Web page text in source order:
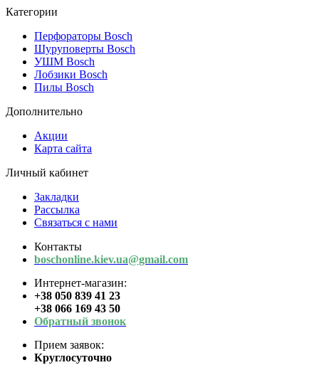
Категории
Перфораторы Bosch
Шуруповерты Bosch
УШМ Bosch
Лобзики Bosch
Пилы Bosch
Дополнительно
Акции
Карта сайта
Личный кабинет
Закладки
Рассылка
Связаться с нами
Контакты
boschonline.kiev.ua@gmail.com
Интернет-магазин:
+38 050 839 41 23
+38 066 169 43 50
Обратный звонок
Прием заявок:
Круглосуточно